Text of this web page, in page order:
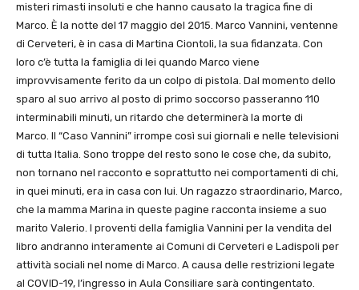
misteri rimasti insoluti e che hanno causato la tragica fine di
Marco. È la notte del 17 maggio del 2015. Marco Vannini, ventenne
di Cerveteri, è in casa di Martina Ciontoli, la sua fidanzata. Con
loro c’è tutta la famiglia di lei quando Marco viene
improvvisamente ferito da un colpo di pistola. Dal momento dello
sparo al suo arrivo al posto di primo soccorso passeranno 110
interminabili minuti, un ritardo che determinerà la morte di
Marco. Il “Caso Vannini” irrompe così sui giornali e nelle televisioni
di tutta Italia. Sono troppe del resto sono le cose che, da subito,
non tornano nel racconto e soprattutto nei comportamenti di chi,
in quei minuti, era in casa con lui. Un ragazzo straordinario, Marco,
che la mamma Marina in queste pagine racconta insieme a suo
marito Valerio. I proventi della famiglia Vannini per la vendita del
libro andranno interamente ai Comuni di Cerveteri e Ladispoli per
attività sociali nel nome di Marco. A causa delle restrizioni legate
al COVID-19, l’ingresso in Aula Consiliare sarà contingentato.